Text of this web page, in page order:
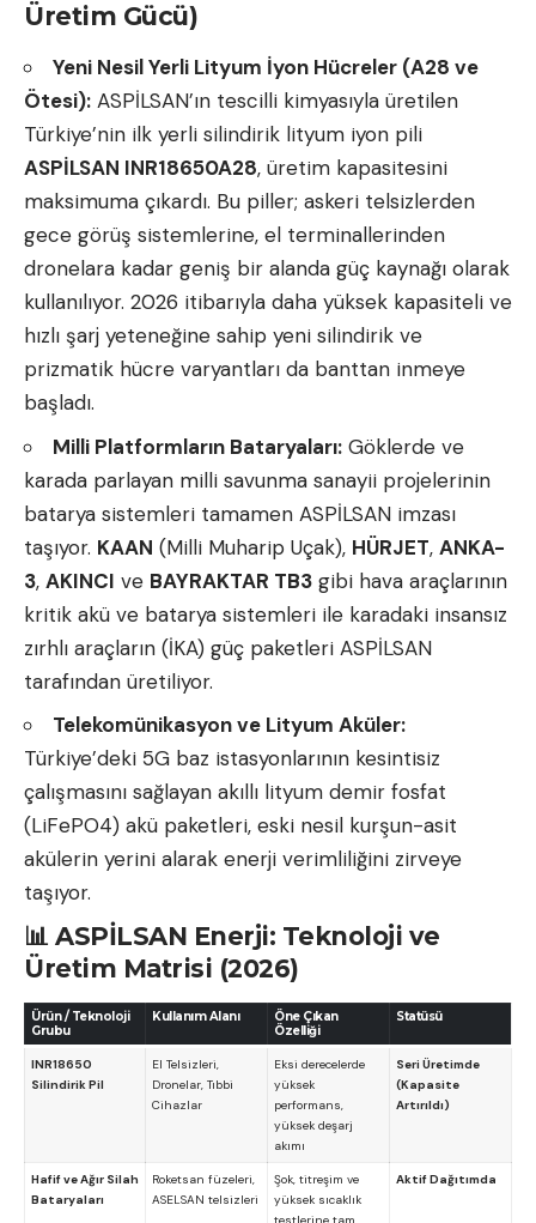
Üretim Gücü)
Yeni Nesil Yerli Lityum İyon Hücreler (A28 ve
Ötesi): ASPİLSAN’ın tescilli kimyasıyla üretilen
Türkiye’nin ilk yerli silindirik lityum iyon pili
ASPİLSAN INR18650A28, üretim kapasitesini
maksimuma çıkardı. Bu piller; askeri telsizlerden
gece görüş sistemlerine, el terminallerinden
dronelara kadar geniş bir alanda güç kaynağı olarak
kullanılıyor. 2026 itibarıyla daha yüksek kapasiteli ve
hızlı şarj yeteneğine sahip yeni silindirik ve
prizmatik hücre varyantları da banttan inmeye
başladı.
Milli Platformların Bataryaları: Göklerde ve
karada parlayan milli savunma sanayii projelerinin
batarya sistemleri tamamen ASPİLSAN imzası
taşıyor. KAAN (Milli Muharip Uçak), HÜRJET, ANKA-
3, AKINCI ve BAYRAKTAR TB3 gibi hava araçlarının
kritik akü ve batarya sistemleri ile karadaki insansız
zırhlı araçların (İKA) güç paketleri ASPİLSAN
tarafından üretiliyor.
Telekomünikasyon ve Lityum Aküler:
Türkiye’deki 5G baz istasyonlarının kesintisiz
çalışmasını sağlayan akıllı lityum demir fosfat
(LiFePO4) akü paketleri, eski nesil kurşun-asit
akülerin yerini alarak enerji verimliliğini zirveye
taşıyor.
📊 ASPİLSAN Enerji: Teknoloji ve
Üretim Matrisi (2026)
Ürün / Teknoloji
Grubu
Kullanım Alanı
Öne Çıkan
Özelliği
Statüsü
INR18650
Silindirik Pil
El Telsizleri,
Dronelar, Tıbbi
Cihazlar
Eksi derecelerde
yüksek
performans,
yüksek deşarj
akımı
Seri Üretimde
(Kapasite
Artırıldı)
Hafif ve Ağır Silah
Bataryaları
Roketsan füzeleri,
ASELSAN telsizleri
Şok, titreşim ve
yüksek sıcaklık
Aktif Dağıtımda